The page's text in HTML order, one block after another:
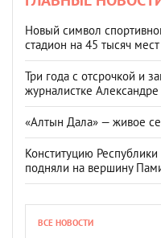
Новый символ
стадион на 45 тысяч
Три года с отсрочкой и
журналистке
«Алтын Дала» — живое
Конституцию
подняли на вершину
ВСЕ НОВОСТИ